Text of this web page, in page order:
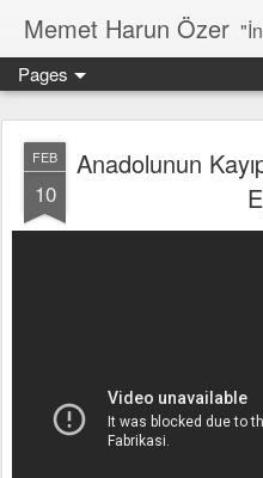
Memet Harun Özer
Pages
FEB
10
Anadolunun